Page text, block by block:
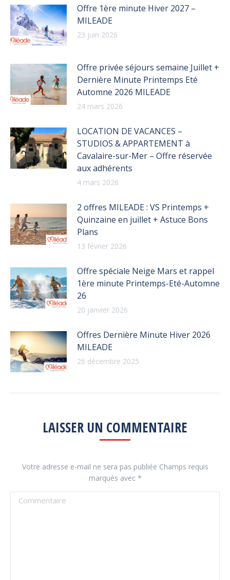
Offre 1ère minute Hiver 2027 –
MILEADE
23 juin 2026
Offre privée séjours semaine Juillet +
Dernière Minute Printemps Eté
Automne 2026 MILEADE
24 mars 2026
LOCATION DE VACANCES –
STUDIOS & APPARTEMENT à
Cavalaire-sur-Mer – Offre réservée
aux adhérents
4 mars 2026
2 offres MILEADE : VS Printemps +
Quinzaine en juillet + Astuce Bons
Plans
13 février 2026
Offre spéciale Neige Mars et rappel
1ère minute Printemps-Eté-Automne
26
20 janvier 2026
Offres Dernière Minute Hiver 2026
MILEADE
26 décembre 2025
LAISSER UN COMMENTAIRE
Votre adresse e-mail ne sera pas publiée Champs requis
marqués avec *
Commentaire